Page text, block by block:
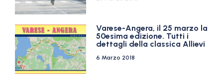
Varese-Angera, il 25 marzo la
50esima edizione. Tutti i
dettagli della classica Allievi
6 Marzo 2018